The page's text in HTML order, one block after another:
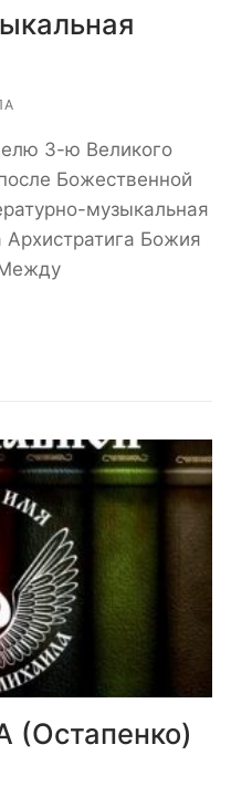
3-ю Великого
Божественной
музыкальная
Божия
(Остапенко)